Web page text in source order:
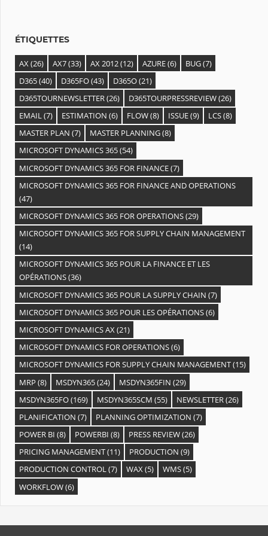
ÉTIQUETTES
AX (26) AX7(33) AX 2012(12) AZURE(6) BUG(7)
D365(40) D365FO(43) D365O(21)
D365TOURNEWSLETTER(26) D365TOURPRESSREVIEW(26)
EMAIL(7) ESTIMATION (6) FLOW(8) ISSUE(9) LCS(8)
MASTER PLAN (7) MASTER PLANNING(8)
MICROSOFT DYNAMICS 365(54)
MICROSOFT DYNAMICS 365 FOR FINANCE(7)
MICROSOFT DYNAMICS 365 FOR FINANCE AND OPERATIONS
(47)
MICROSOFT DYNAMICS 365 FOR OPERATIONS(29)
MICROSOFT DYNAMICS 365 FOR SUPPLY CHAIN MANAGEMENT
(14)
MICROSOFT DYNAMICS 365 POUR LA FINANCE ET LES
OPÉRATIONS(36)
MICROSOFT DYNAMICS 365 POUR LA SUPPLY CHAIN (7)
MICROSOFT DYNAMICS 365 POUR LES OPÉRATIONS(6)
MICROSOFT DYNAMICS AX(21)
MICROSOFT DYNAMICS FOR OPERATIONS(6)
MICROSOFT DYNAMICS FOR SUPPLY CHAIN MANAGEMENT(15)
MRP (8) MSDYN365(24) MSDYN365FIN (29)
MSDYN365FO(169) MSDYN365SCM (55) NEWSLETTER(26)
PLANIFICATION (7) PLANNING OPTIMIZATION (7)
POWER BI (8) POWERBI (8) PRESS REVIEW(26)
PRICING MANAGEMENT(11) PRODUCTION (9)
PRODUCTION CONTROL(7) WAX(5) WMS(5)
WORKFLOW(6)